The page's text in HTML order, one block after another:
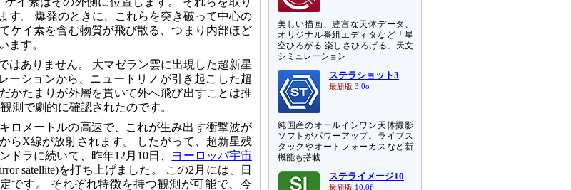
す。 爆発のときに、これらを突き破って中心の
ケイ素を含む物質が飛び散る、つまり内部ほど
ます。
はありません。 大マゼラン雲に出現した超新星
ーションから、ニュートリノが引き起こした超
かたまりが外層を貫いて外へ飛び出すことは推
測で劇的に確認されたのです。
ロメートルの高速で、これが生み出す衝撃波が
らX線が放射されます。 したがって、超新星残
ラに続いて、昨年12月10日、 ヨーロッパ宇宙
satellite)を打ち上げました。 この2月には、日
です。 それぞれ特徴を持つ観測が可能で、今
美しい描画、豊富な天体データ、
オリジナル番組エディタなど「星
空ひろがる 楽しさひろげる」天文
シミュレーション
ステラショット3
最新版 3.0o
純国産のオールインワン天体撮影
ソフトがパワーアップ。ライブス
タックやオートフォーカスなど新
機能も搭載
ステライメージ10
最新版 10.0f